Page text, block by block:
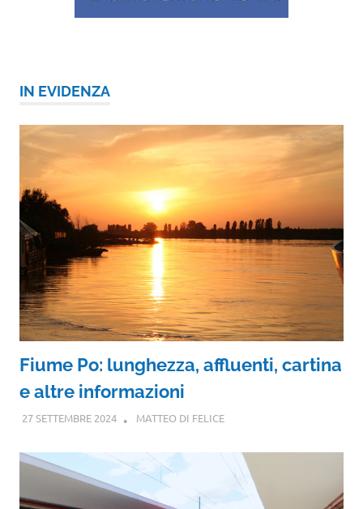
IN EVIDENZA
Fiume Po: lunghezza, affluenti, cartina
e altre informazioni
27 SETTEMBRE 2024 MATTEO DI FELICE